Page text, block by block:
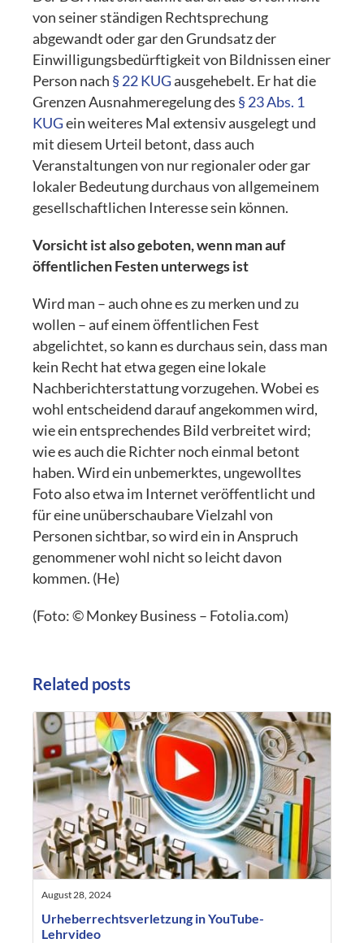
von seiner ständigen Rechtsprechung
abgewandt oder gar den Grundsatz der
Einwilligungsbedürftigkeit von Bildnissen einer
Person nach § 22 KUGausgehebelt. Er hat die
Grenzen Ausnahmeregelung des § 23 Abs. 1
KUGein weiteres Mal extensiv ausgelegt und
mit diesem Urteil betont, dass auch
Veranstaltungen von nur regionaler oder gar
lokaler Bedeutung durchaus von allgemeinem
gesellschaftlichen Interesse sein können.
Vorsicht ist also geboten, wenn man auf
öffentlichen Festen unterwegs ist
Wird man – auch ohne es zu merken und zu
wollen – auf einem öffentlichen Fest
abgelichtet, so kann es durchaus sein, dass man
kein Recht hat etwa gegen eine lokale
Nachberichterstattung vorzugehen. Wobei es
wohl entscheidend darauf angekommen wird,
wie ein entsprechendes Bild verbreitet wird;
wie es auch die Richter noch einmal betont
haben. Wird ein unbemerktes, ungewolltes
Foto also etwa im Internet veröffentlicht und
für eine unüberschaubare Vielzahl von
Personen sichtbar, so wird ein in Anspruch
genommener wohl nicht so leicht davon
kommen. (He)
(Foto: © Monkey Business – Fotolia.com)
Related posts
August 28, 2024
Urheberrechtsverletzung in YouTube-
Lehrvideo